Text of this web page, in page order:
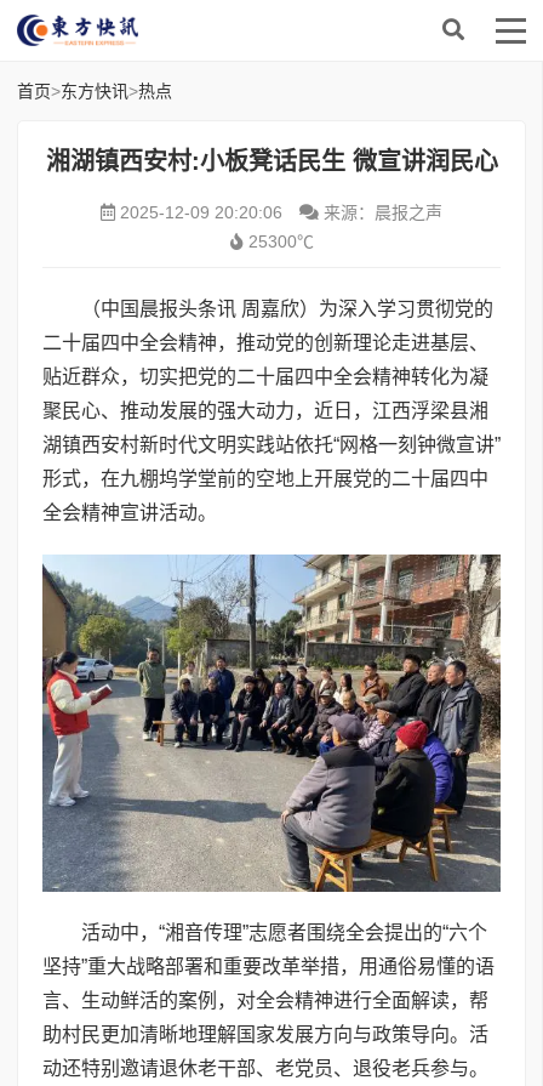
首页>东方快讯>热点
湘湖镇西安村:小板凳话民生 微宣讲润民心
2025-12-09 20:20:06
来源：晨报之声
25300℃
（中国晨报头条讯 周嘉欣）为深入学习贯彻党的
二十届四中全会精神，推动党的创新理论走进基层、
贴近群众，切实把党的二十届四中全会精神转化为凝
聚民心、推动发展的强大动力，近日，江西浮梁县湘
湖镇西安村新时代文明实践站依托“网格一刻钟微宣讲”
形式，在九棚坞学堂前的空地上开展党的二十届四中
全会精神宣讲活动。
活动中，“湘音传理”志愿者围绕全会提出的“六个
坚持”重大战略部署和重要改革举措，用通俗易懂的语
言、生动鲜活的案例，对全会精神进行全面解读，帮
助村民更加清晰地理解国家发展方向与政策导向。活
动还特别邀请退休老干部、老党员、退役老兵参与。